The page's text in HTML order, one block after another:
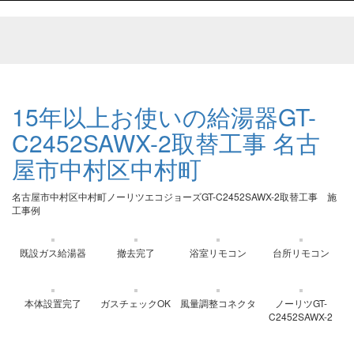
15年以上お使いの給湯器GT-
C2452SAWX-2取替工事 名古
屋市中村区中村町
名古屋市中村区中村町ノーリツエコジョーズGT-C2452SAWX-2取替工事 施
工事例
既設ガス給湯器 撤去完了 浴室リモコン 台所リモコン
本体設置完了 ガスチェックOK 風量調整コネクタ
ノーリツGT-
C2452SAWX-2